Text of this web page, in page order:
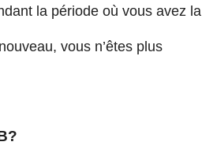
la période où vous avez la
vous n’êtes plus